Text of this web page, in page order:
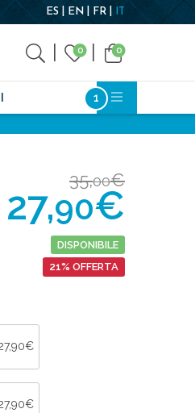
ES EN FR IT
0 0
35,00€
27,90€
DISPONIBILE
21% OFFERTA